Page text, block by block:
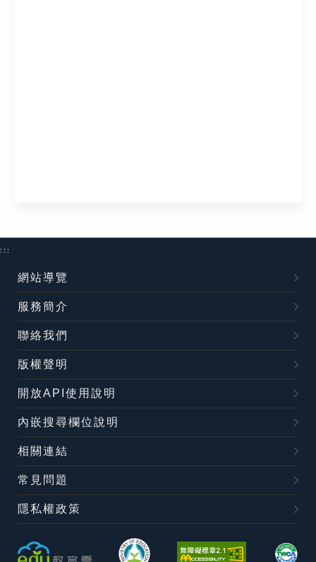
:::
網站導覽
服務簡介
聯絡我們
版權聲明
開放API使用說明
內嵌搜尋欄位說明
相關連結
常見問題
隱私權政策